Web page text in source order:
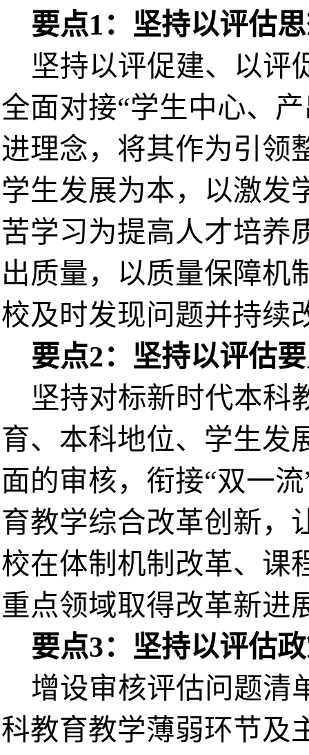
要点1：坚持以评估
坚持以评促建、以评
全面对接“学生中心、
进理念，将其作为引领
学生发展为本，以激发
苦学习为提高人才培养
出质量，以质量保障机
校及时发现问题并持续
要点2：坚持以评估
坚持对标新时代本科
育、本科地位、学生发
面的审核，衔接“双一
育教学综合改革创新，
校在体制机制改革、课
重点领域取得改革新进
要点3：坚持以评估
增设审核评估问题清
科教育教学薄弱环节及